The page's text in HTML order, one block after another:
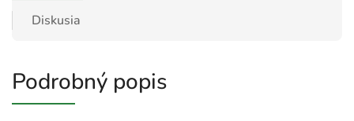
Diskusia
Podrobný popis